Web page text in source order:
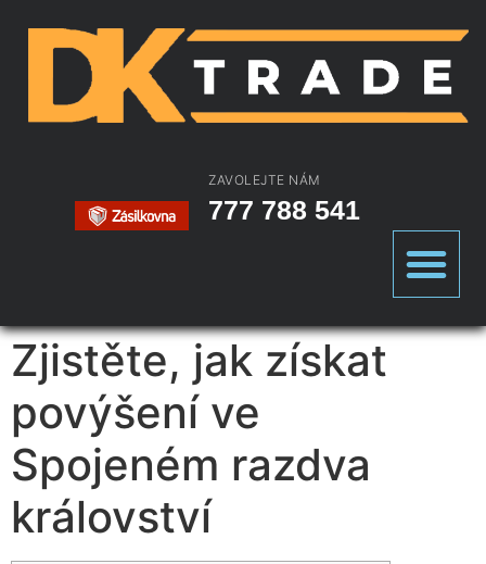
ZAVOLEJTE NÁM
777 788 541
Zjistěte, jak získat
povýšení ve
Spojeném razdva
království